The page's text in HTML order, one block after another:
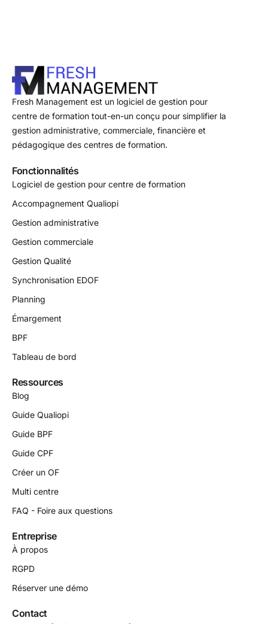
Fresh Management est un logiciel de gestion pour
centre de formation tout-en-un conçu pour simplifier la
gestion administrative, commerciale, financière et
pédagogique des centres de formation.
Fonctionnalités
Logiciel de gestion pour centre de formation
Accompagnement Qualiopi
Gestion administrative
Gestion commerciale
Gestion Qualité
Synchronisation EDOF
Planning
Émargement
BPF
Tableau de bord
Ressources
Blog
Guide Qualiopi
Guide BPF
Guide CPF
Créer un OF
Multi centre
FAQ - Foire aux questions
Entreprise
À propos
RGPD
Réserver une démo
Contact